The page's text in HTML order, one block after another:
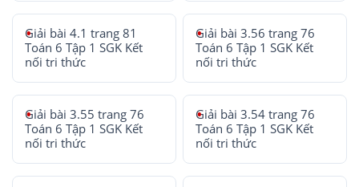
Giải bài 4.1 trang 81
Toán 6 Tập 1 SGK Kết
nối tri thức
Giải bài 3.56 trang 76
Toán 6 Tập 1 SGK Kết
nối tri thức
Giải bài 3.55 trang 76
Toán 6 Tập 1 SGK Kết
nối tri thức
Giải bài 3.54 trang 76
Toán 6 Tập 1 SGK Kết
nối tri thức